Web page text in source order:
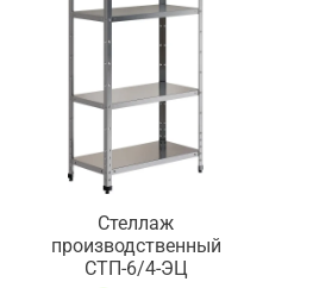
Стеллаж
производственный
СТП-6/4-ЭЦ